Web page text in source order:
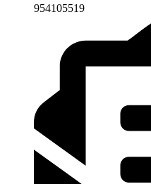
954105519